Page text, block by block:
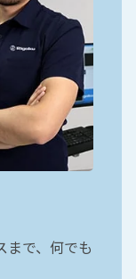
まで、何でも